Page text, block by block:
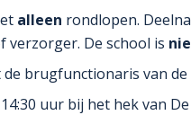
alleen rondlopen.
verzorger. De school is
brugfunctionaris van de
uur bij het hek van